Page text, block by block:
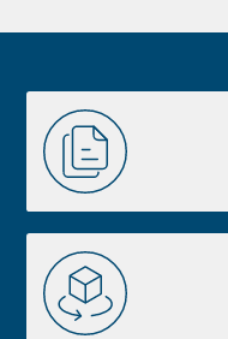
image
footer
Dokumentenbibliothek
CAD
3D
2D